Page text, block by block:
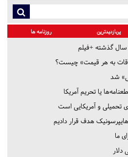
پربازدیدترین روزنامه ها
به هر قیمت» چیست؟
شد
یا تحریم‌ آمریکا
تحمیلی و آمریکایی است
هدف قرار دادیم
ما